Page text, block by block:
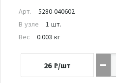
Арт.
5280-040602
В узле
1 шт.
Вес
0.003 кг
26 ₽/шт